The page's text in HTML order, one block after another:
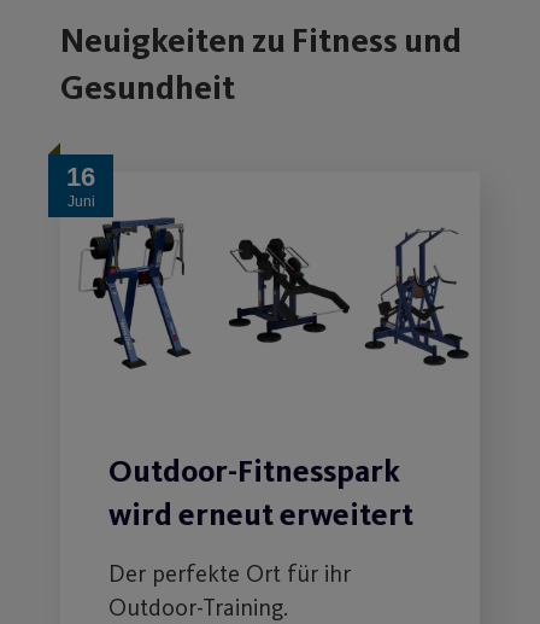
Neuigkeiten zu Fitness und
Gesundheit
16
Juni
Outdoor-Fitnesspark
wird erneut erweitert
Der perfekte Ort für ihr
Outdoor-Training.